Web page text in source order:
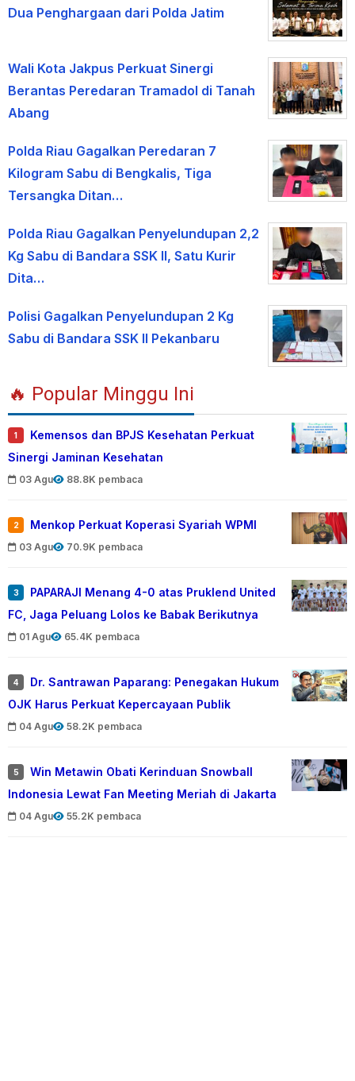
Dua Penghargaan dari Polda Jatim
Wali Kota Jakpus Perkuat Sinergi
Berantas Peredaran Tramadol di Tanah
Abang
Polda Riau Gagalkan Peredaran 7
Kilogram Sabu di Bengkalis, Tiga
Tersangka Ditan…
Polda Riau Gagalkan Penyelundupan 2,2
Kg Sabu di Bandara SSK II, Satu Kurir
Dita…
Polisi Gagalkan Penyelundupan 2 Kg
Sabu di Bandara SSK II Pekanbaru
🔥 Popular Minggu Ini
1
Kemensos dan BPJS Kesehatan Perkuat
Sinergi Jaminan Kesehatan
03 Agu 88.8K pembaca
2 Menkop Perkuat Koperasi Syariah WPMI
03 Agu 70.9K pembaca
3
PAPARAJI Menang 4-0 atas Pruklend United
FC, Jaga Peluang Lolos ke Babak Berikutnya
01 Agu 65.4K pembaca
4
Dr. Santrawan Paparang: Penegakan Hukum
OJK Harus Perkuat Kepercayaan Publik
04 Agu 58.2K pembaca
5
Win Metawin Obati Kerinduan Snowball
Indonesia Lewat Fan Meeting Meriah di Jakarta
04 Agu 55.2K pembaca